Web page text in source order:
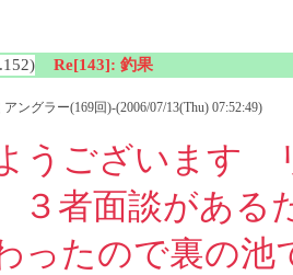
Re[143]: 釣果
アングラー(169回)-(2006/07/13(Thu) 07:52:49)
うございます
３者面談がある
ったので裏の池